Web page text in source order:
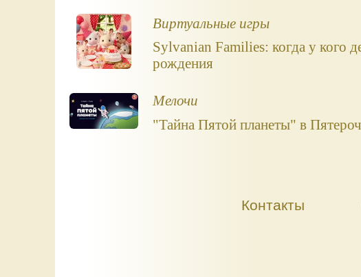
Виртуальные игры
Sylvanian Families: когда у кого
рождения
Мелочи
"Тайна Пятой планеты" в
Контакты